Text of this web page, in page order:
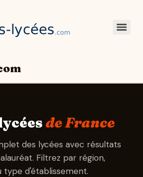
de France
des lycées avec résultats
Filtrez par région,
d'établissement.